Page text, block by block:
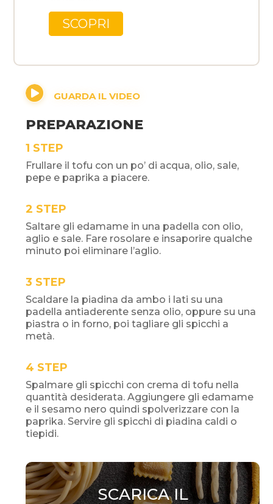
SCOPRI

PREPARAZIONE
STEP
Frullare il tofu con un po’ di acqua, olio, sale,
pepe e paprika a piacere.
STEP
Saltare gli edamame in una padella con olio,
aglio e sale. Fare rosolare e insaporire qualche
minuto poi eliminare l’aglio.
STEP
Scaldare la piadina da ambo i lati su una
padella antiaderente senza olio, oppure su una
piastra o in forno, poi tagliare gli spicchi a
metà.
STEP
Spalmare gli spicchi con crema di tofu nella
quantità desiderata. Aggiungere gli edamame
e il sesamo nero quindi spolverizzare con la
paprika. Servire gli spicchi di piadina caldi o
tiepidi.
SCARICA IL